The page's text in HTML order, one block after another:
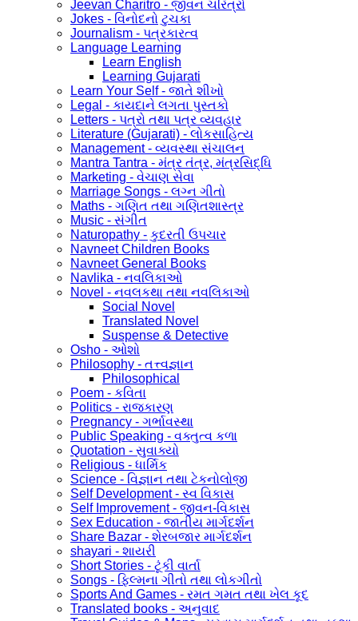
Jeevan Charitro - જીવન ચરિત્રો
Jokes - વિનોદનો ટુચકા
Journalism - પત્રકારત્વ
Language Learning
Learn English
Learning Gujarati
Learn Your Self - જાતે શીખો
Legal - કાયદાને લગતા પુસ્તકો
Letters - પત્રો તથા પત્ર વ્યવહાર
Literature (Gujarati) - લોકસાહિત્ય
Management - વ્યવસ્થા સંચાલન
Mantra Tantra - મંત્ર તંત્ર, મંત્રસિદ્ધિ
Marketing - વેચાણ સેવા
Marriage Songs - લગ્ન ગીતો
Maths - ગણિત તથા ગણિતશાસ્ત્ર
Music - સંગીત
Naturopathy - કુદરતી ઉપચાર
Navneet Children Books
Navneet General Books
Navlika - નવલિકાઓ
Novel - નવલકથા તથા નવલિકાઓ
Social Novel
Translated Novel
Suspense & Detective
Osho - ઓશો
Philosophy - તત્ત્વજ્ઞાન
Philosophical
Poem - કવિતા
Politics - રાજકારણ
Pregnancy - ગર્ભાવસ્થા
Public Speaking - વક્તુત્વ કળા
Quotation - સુવાક્યો
Religious - ધાર્મિક
Science - વિજ્ઞાન તથા ટેકનોલોજી
Self Development - સ્વ વિકાસ
Self Improvement - જીવન-વિકાસ
Sex Education - જાતીય માર્ગદર્શન
Share Bazar - શેરબજાર માર્ગદર્શન
shayari - શાયરી
Short Stories - ટૂંકી વાર્તા
Songs - ફિલ્મના ગીતો તથા લોકગીતો
Sports And Games - રમત ગમત તથા ખેલ કૂદ
Translated books - અનુવાદ